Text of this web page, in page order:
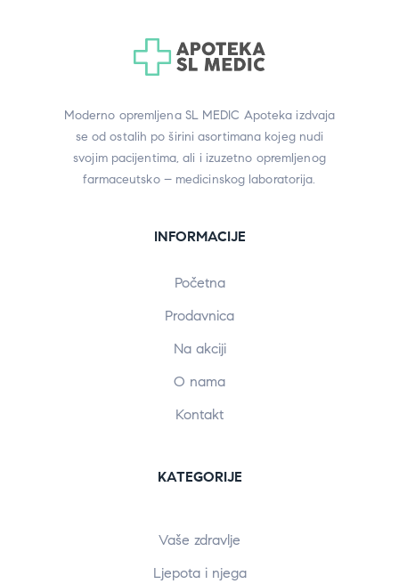
Moderno opremljena SL MEDIC Apoteka izdvaja
se od ostalih po širini asortimana kojeg nudi
svojim pacijentima, ali i izuzetno opremljenog
farmaceutsko – medicinskog laboratorija.
INFORMACIJE
Početna
Prodavnica
Na akciji
O nama
Kontakt
KATEGORIJE
Vaše zdravlje
Ljepota i njega